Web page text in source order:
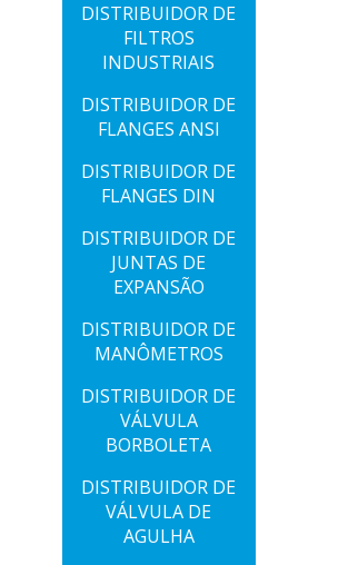
DISTRIBUIDOR DE
FILTROS
INDUSTRIAIS
DISTRIBUIDOR DE
FLANGES ANSI
DISTRIBUIDOR DE
FLANGES DIN
DISTRIBUIDOR DE
JUNTAS DE
EXPANSÃO
DISTRIBUIDOR DE
MANÔMETROS
DISTRIBUIDOR DE
VÁLVULA
BORBOLETA
DISTRIBUIDOR DE
VÁLVULA DE
AGULHA